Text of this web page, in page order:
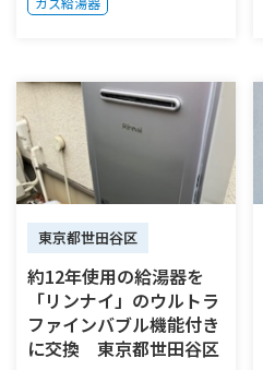
東京都世田谷区
約12年使用の給湯器を
「リンナイ」のウルトラ
ファインバブル機能付き
に交換 東京都世田谷区